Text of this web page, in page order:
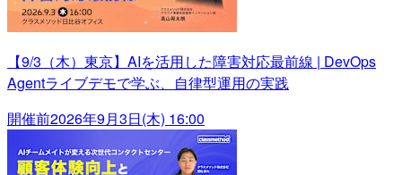
【9/3（木）東京】AIを活用した障害対応最前線 | DevOps
Agentライブデモで学ぶ、自律型運用の実践
開催前2026年9月3日(木) 16:00